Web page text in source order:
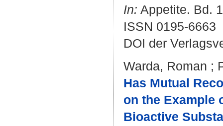
In: Appetite. Bd.
ISSN 0195-6663
DOI der
Warda, Roman ;
Has Mutual
on the Example
Bioactive